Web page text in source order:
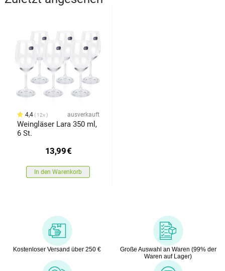
4,4 12x ausverkauft
Weingläser Lara 350 ml,
6 St.
13,99€
In den Warenkorb
Kostenloser Versand über 250 €
Große Auswahl an Waren (99% der
Waren auf Lager)